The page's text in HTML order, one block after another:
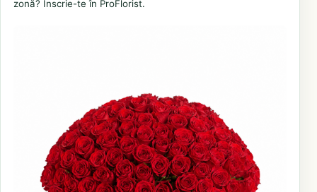
zonă? Înscrie-te în ProFlorist.